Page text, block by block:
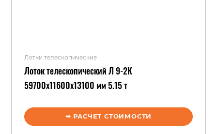
Лотки телескопические
Лоток телескопический Л 9-2К
59700x11600x13100 мм 5.15 т
➥ РАСЧЕТ СТОИМОСТИ